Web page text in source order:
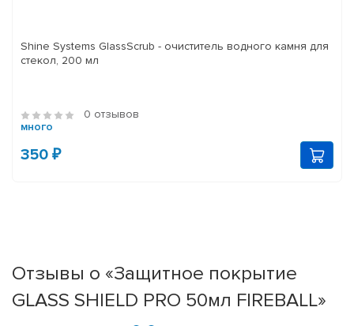
Shine Systems GlassScrub - очиститель водного камня для
стекол, 200 мл
0 отзывов
много
350 ₽
Отзывы о «Защитное покрытие
GLASS SHIELD PRO 50мл FIREBALL»